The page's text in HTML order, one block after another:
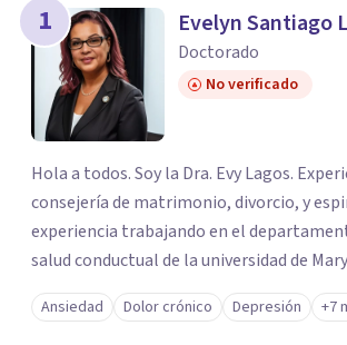
ENCONTRAR MI TERAPEUTA
¿Necesitas ayuda para
psicólogo adecuado?
Responde a unas breves preguntas y te
necesidades.
Responder cuestionario
1 Evelyn Santiago
Doctorado
No verificado
Hola a todos. Soy la Dra. Evy Lagos.
consejería de matrimonio, divorcio, y
experiencia trabajando en el
salud conductual de la universidad de
Ansiedad Dolor crónico Depresión +7